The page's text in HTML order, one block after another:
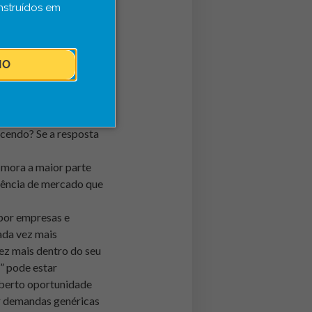
em
que aquilo que está
a
for menor do
inovação em
Se a resposta
a maior parte
de mercado que
empresas e
vez mais
mais dentro do seu
pode estar
oportunidade
genéricas